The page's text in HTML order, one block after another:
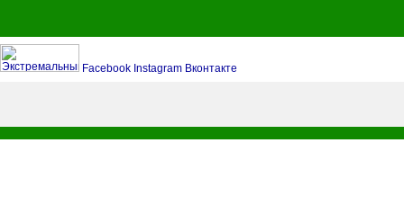
Facebook Instagram Вконтакте